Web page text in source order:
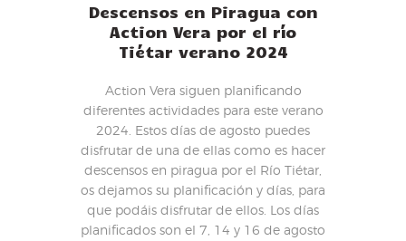
Descensos en Piragua con
Action Vera por el río
Tiétar verano 2024
Action Vera siguen planificando
diferentes actividades para este verano
2024. Estos días de agosto puedes
disfrutar de una de ellas como es hacer
descensos en piragua por el Río Tiétar,
os dejamos su planificación y días, para
que podáis disfrutar de ellos. Los días
planificados son el 7, 14 y 16 de agosto